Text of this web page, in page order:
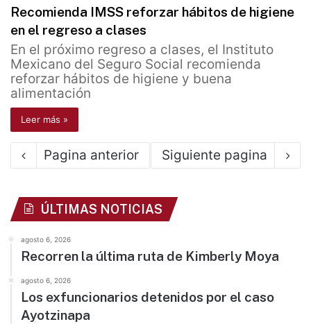
Recomienda IMSS reforzar hábitos de higiene
en el regreso a clases
En el próximo regreso a clases, el Instituto
Mexicano del Seguro Social recomienda
reforzar hábitos de higiene y buena
alimentación
Leer más »
Pagina anterior Siguiente pagina
ÚLTIMAS NOTICIAS
agosto 6, 2026
Recorren la última ruta de Kimberly Moya
agosto 6, 2026
Los exfuncionarios detenidos por el caso
Ayotzinapa